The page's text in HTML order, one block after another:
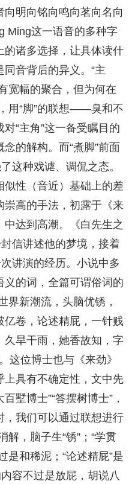
明向铭向鸣向茗向名向
这一语音的多种字
的诸多选择，让具体读什
音背后的异义。“主
宽幅的聚合，但为何在
用“脚”的联想——臭和不
“主角”这一备受瞩目的
的解构。而“煮脚”前面
这种戏谑、调侃之态。
性（音近）基础上的差
崇高的手法，初露于《来
达到高潮。《白先生之
信讲述他的梦境，接着
讲演的经历。小说中多
的词，全篇可谓俗词的
界新潮流，头脑优锈，
亿卷，论述精屁，一针贱
久旱干雨，她香故知，字
位博士也与《来劲》
上具有不确定性，文中先
墅博士”“答摆树博士”，
，我们可以通过联想进行
解，脑子生“锈”；“学贯
是和稀泥；“论述精屁”是
容不过是放屁，胡说八